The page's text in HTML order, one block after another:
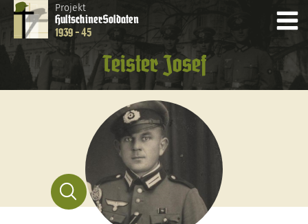
Projekt
HultschinerSoldaten
1939 - 45
Teister Josef